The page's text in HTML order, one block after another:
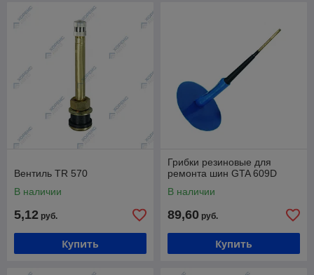
Вентиль TR 570
В наличии
5,12 руб.
Купить
Грибки резиновые для
ремонта шин GTA 609D
В наличии
89,60 руб.
Купить